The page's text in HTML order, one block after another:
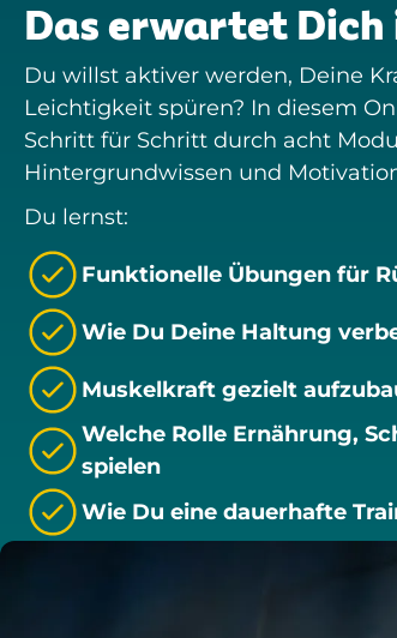
Das erwartet Dich
Du willst aktiver werden, Deine
Leichtigkeit spüren? In diesem
Schritt für Schritt durch acht
Hintergrundwissen und
Du lernst:
Funktionelle Übungen für
Wie Du Deine Haltung
Muskelkraft gezielt
Welche Rolle Ernährung,
spielen
Wie Du eine dauerhafte